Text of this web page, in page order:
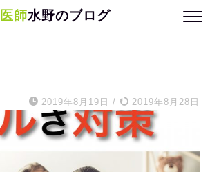
医師水野のブログ
2019年8月19日 / 2019年8月28日